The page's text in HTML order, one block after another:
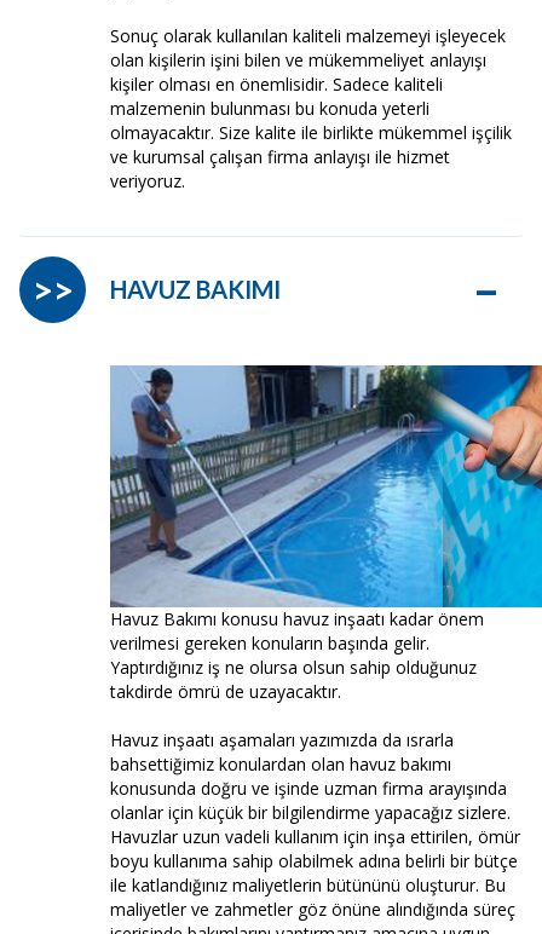
Sonuç olarak kullanılan kaliteli malzemeyi işleyecek
olan kişilerin işini bilen ve mükemmeliyet anlayışı
kişiler olması en önemlisidir. Sadece kaliteli
malzemenin bulunması bu konuda yeterli
olmayacaktır. Size kalite ile birlikte mükemmel işçilik
ve kurumsal çalışan firma anlayışı ile hizmet
veriyoruz.
HAVUZ BAKIMI –
>>
Havuz Bakımı konusu havuz inşaatı kadar önem
verilmesi gereken konuların başında gelir.
Yaptırdığınız iş ne olursa olsun sahip olduğunuz
takdirde ömrü de uzayacaktır.
Havuz inşaatı aşamaları yazımızda da ısrarla
bahsettiğimiz konulardan olan havuz bakımı
konusunda doğru ve işinde uzman firma arayışında
olanlar için küçük bir bilgilendirme yapacağız sizlere.
Havuzlar uzun vadeli kullanım için inşa ettirilen, ömür
boyu kullanıma sahip olabilmek adına belirli bir bütçe
ile katlandığınız maliyetlerin bütününü oluşturur. Bu
maliyetler ve zahmetler göz önüne alındığında süreç